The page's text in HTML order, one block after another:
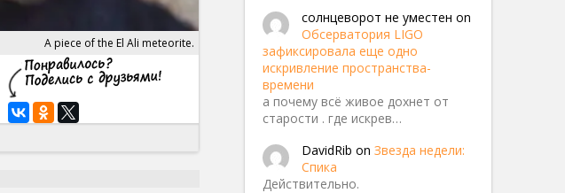
A piece of the El Ali meteorite.
солнцеворот не уместен on
Обсерватория LIGO
зафиксировала еще одно
искривление пространства-
времени
а почему всё живое дохнет от
старости . где искрев…
DavidRib on Звезда недели:
Спика
Действительно.